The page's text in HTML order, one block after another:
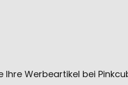
Ihre Werbeartikel bei